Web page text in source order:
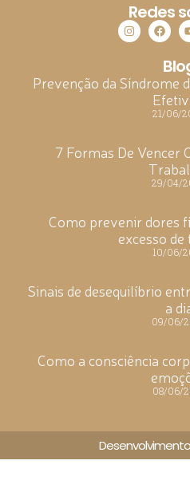
Redes
Prevenção da Síndrome
21/06/
7 Formas De Vencer
29/04/
Como prevenir dores
excesso
10/06/
Sinais de desequilíbrio
a
09/06/
Como a consciência
08/06/